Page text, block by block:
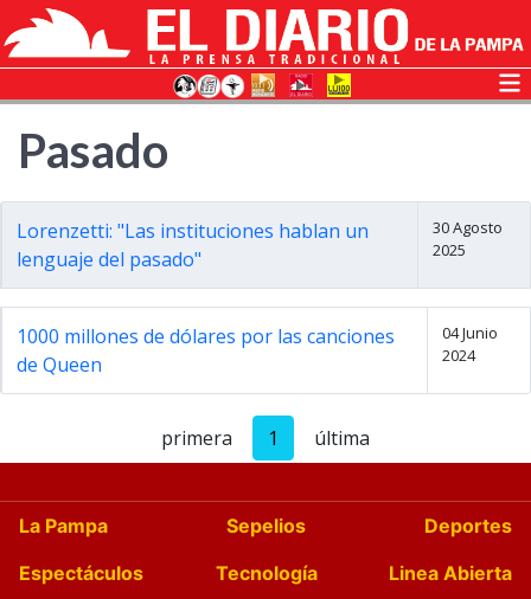
Pasado
Lorenzetti: "Las instituciones hablan un
lenguaje del pasado"
30 Agosto
2025
1000 millones de dólares por las canciones
de Queen
04 Junio
2024
primera 1 última
La Pampa Sepelios
Deportes
Espectáculos
Tecnología
Linea Abierta